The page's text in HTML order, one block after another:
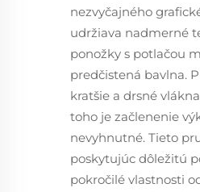
nezvyčajného
udržiava nadmerné
ponožky s potlačou
predčistená bavlna.
kratšie a drsné
toho je začlenenie
nevyhnutné. Tieto
poskytujúc dôležitú
pokročilé vlastnosti